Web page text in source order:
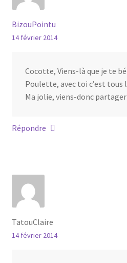
BizouPointu
14 février 2014
Cocotte, Viens-là que je te
Poulette, avec toi c’est tous
Ma jolie, viens-donc
Répondre
TatouClaire
14 février 2014